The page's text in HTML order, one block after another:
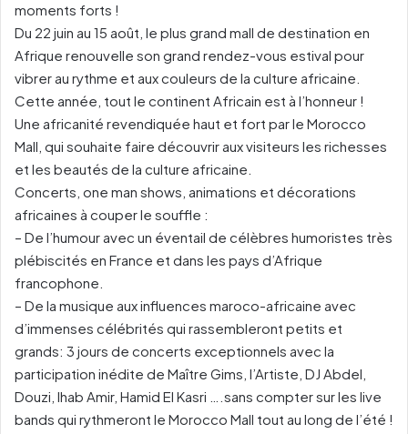
moments forts !
Du 22 juin au 15 août, le plus grand mall de destination en
Afrique renouvelle son grand rendez-vous estival pour
vibrer au rythme et aux couleurs de la culture africaine.
Cette année, tout le continent Africain est à l’honneur !
Une africanité revendiquée haut et fort par le Morocco
Mall, qui souhaite faire découvrir aux visiteurs les richesses
et les beautés de la culture africaine.
Concerts, one man shows, animations et décorations
africaines à couper le souffle :
– De l’humour avec un éventail de célèbres humoristes très
plébiscités en France et dans les pays d’Afrique
francophone.
– De la musique aux influences maroco-africaine avec
d’immenses célébrités qui rassembleront petits et
grands: 3 jours de concerts exceptionnels avec la
participation inédite de Maître Gims, l’Artiste, DJ Abdel,
Douzi, Ihab Amir, Hamid El Kasri ….sans compter sur les live
bands qui rythmeront le Morocco Mall tout au long de l’été !